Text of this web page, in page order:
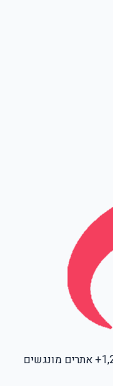
הנגשת אתרים מקצועית לכל בעל עסק. 1,200+ אתרים מונגשים